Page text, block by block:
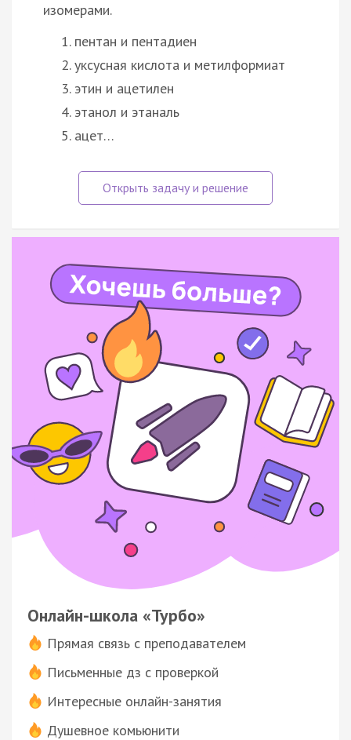
изомерами.
пентан и пентадиен
уксусная кислота и метилформиат
этин и ацетилен
этанол и этаналь
ацет…
Онлайн-школа «Турбо»
Прямая связь с преподавателем
Письменные дз с проверкой
Интересные онлайн-занятия
Душевное комьюнити